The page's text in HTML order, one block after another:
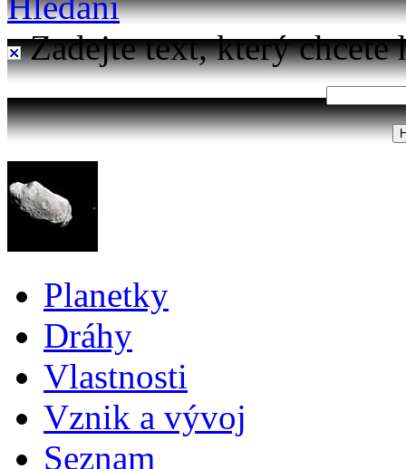
Zadejte text, který chcete
Planetky
Dráhy
Vlastnosti
Vznik a vývoj
Seznam